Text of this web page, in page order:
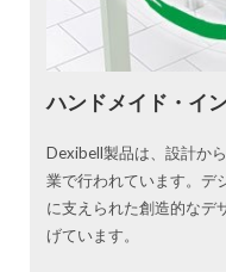
ハンドメイド・イ
Dexibell製品は、設計か
業で行われています。デ
に支えられた創造的なデ
げています。